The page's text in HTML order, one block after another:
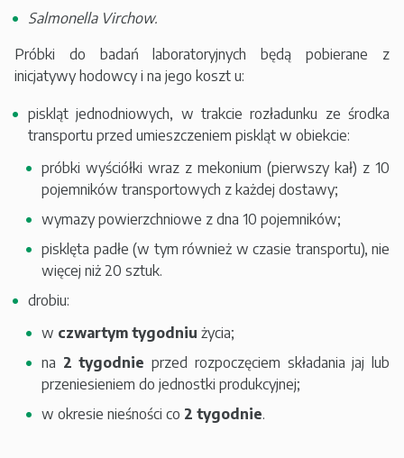
Salmonella Virchow.
Próbki do badań laboratoryjnych będą pobierane z
inicjatywy hodowcy i na jego koszt u:
piskląt jednodniowych, w trakcie rozładunku ze środka
transportu przed umieszczeniem piskląt w obiekcie:
próbki wyściółki wraz z mekonium (pierwszy kał) z 10
pojemników transportowych z każdej dostawy;
wymazy powierzchniowe z dna 10 pojemników;
pisklęta padłe (w tym również w czasie transportu), nie
więcej niż 20 sztuk.
drobiu:
w czwartym tygodniu życia;
na 2 tygodnie przed rozpoczęciem składania jaj lub
przeniesieniem do jednostki produkcyjnej;
w okresie nieśności co 2 tygodnie.